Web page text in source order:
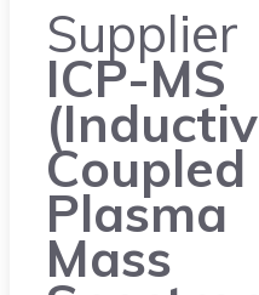
Supplier
ICP-MS
Coupled
Plasma
Mass